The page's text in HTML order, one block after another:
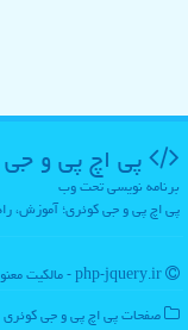
پی اچ پی و
برنامه نویسی تحت وب
پی اچ پی و جی کوئری؛ آموزش،
صفحات پی اچ پی و جی كوئری